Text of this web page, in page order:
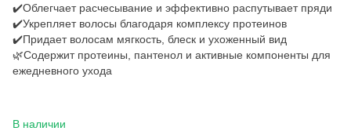
✔️Облегчает расчесывание и эффективно распутывает пряди
✔️Укрепляет волосы благодаря комплексу протеинов
✔️Придает волосам мягкость, блеск и ухоженный вид
🌿Содержит протеины, пантенол и активные компоненты для
ежедневного ухода
В наличии